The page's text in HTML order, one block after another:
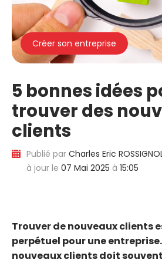
Créer son entreprise
5 bonnes idées
trouver des
clients
Publié par Charles Eric
à jour le 07 Mai 2025 à 15:05
Trouver de nouveaux clients
perpétuel pour une
nouveaux clients doit